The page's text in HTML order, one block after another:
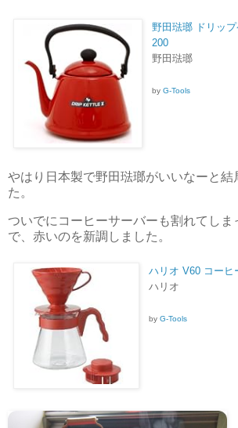
野田琺瑯 ドリッ
200
野田琺瑯
by G-Tools
やはり日本製で野田琺瑯がいいなーと結
た。
ついでにコーヒーサーバーも割れてしま
で、赤いのを新調しました。
ハリオ V60 コー
ハリオ
by G-Tools